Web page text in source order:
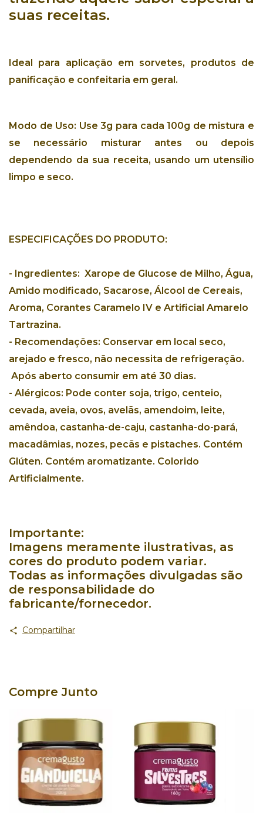
suas receitas.
Ideal para aplicação em sorvetes, produtos de
panificação e confeitaria em geral.
Modo de Uso: Use 3g para cada 100g de mistura e
se necessário misturar antes ou depois
dependendo da sua receita, usando um utensílio
limpo e seco.
ESPECIFICAÇÕES DO PRODUTO:
- Ingredientes: Xarope de Glucose de Milho, Água,
Amido modificado, Sacarose, Álcool de Cereais,
Aroma, Corantes Caramelo IV e Artificial Amarelo
Tartrazina.
- Recomendações: Conservar em local seco,
arejado e fresco, não necessita de refrigeração.
Após aberto consumir em até 30 dias.
- Alérgicos: Pode conter soja, trigo, centeio,
cevada, aveia, ovos, avelãs, amendoim, leite,
amêndoa, castanha-de-caju, castanha-do-pará,
macadâmias, nozes, pecãs e pistaches. Contém
Glúten. Contém aromatizante. Colorido
Artificialmente.
Importante:
Imagens meramente ilustrativas, as
cores do produto podem variar.
Todas as informações divulgadas são
de responsabilidade do
fabricante/fornecedor.
Compartilhar
Compre Junto